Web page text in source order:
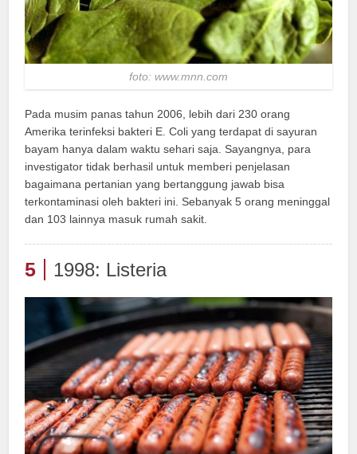
foto: www.mnn.com
Pada musim panas tahun 2006, lebih dari 230 orang
Amerika terinfeksi bakteri E. Coli yang terdapat di sayuran
bayam hanya dalam waktu sehari saja. Sayangnya, para
investigator tidak berhasil untuk memberi penjelasan
bagaimana pertanian yang bertanggung jawab bisa
terkontaminasi oleh bakteri ini. Sebanyak 5 orang meninggal
dan 103 lainnya masuk rumah sakit.
5 1998: Listeria